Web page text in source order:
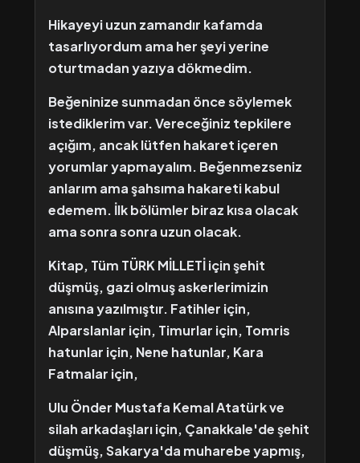
Hikayeyi uzun zamandır kafamda
tasarlıyordum ama her şeyi yerine
oturtmadan yazıya dökmedim.
Beğeninize sunmadan önce söylemek
istediklerim var. Vereceğiniz tepkilere
açığım, ancak lütfen hakaret içeren
yorumlar yapmayalım. Beğenmezseniz
anlarım ama şahsıma hakareti kabul
edemem. İlk bölümler biraz kısa olacak
ama sonra sonra uzun olacak.
Kitap, Tüm TÜRK MİLLETİ için şehit
düşmüş, gazi olmuş askerlerimizin
anısına yazılmıştır. Fatihler için,
Alparslanlar için, Timurlar için, Tomris
hatunlar için, Nene hatunlar, Kara
Fatmalar için,
Ulu Önder Mustafa Kemal Atatürk ve
silah arkadaşları için, Çanakkale'de şehit
düşmüş, Sakarya'da muharebe yapmış,